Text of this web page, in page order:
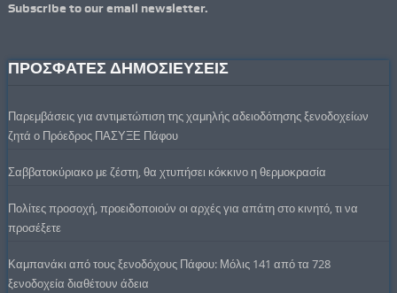
Subscribe to our email newsletter.
ΠΡΟΣΦΑΤΕΣ ΔΗΜΟΣΙΕΥΣΕΙΣ
Παρεμβάσεις για αντιμετώπιση της χαμηλής αδειοδότησης ξενοδοχείων
ζητά ο Πρόεδρος ΠΑΣΥΞΕ Πάφου
Σαββατοκύριακο με ζέστη, θα χτυπήσει κόκκινο η θερμοκρασία
Πολίτες προσοχή, προειδοποιούν οι αρχές για απάτη στο κινητό, τι να
προσέξετε
Καμπανάκι από τους ξενοδόχους Πάφου: Μόλις 141 από τα 728
ξενοδοχεία διαθέτουν άδεια